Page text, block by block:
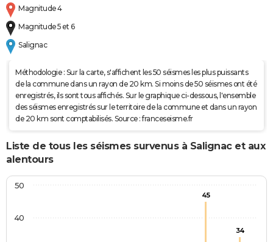
Magnitude 4
Magnitude 5 et 6
Salignac
Méthodologie : Sur la carte, s'affichent les 50 séismes les plus puissants
de la commune dans un rayon de 20 km. Si moins de 50 séismes ont été
enregistrés, ils sont tous affichés. Sur le graphique ci-dessous, l'ensemble
des séismes enregistrés sur le territoire de la commune et dans un rayon
de 20 km sont comptabilisés. Source : franceseisme.fr
Liste de tous les séismes survenus à Salignac et aux
alentours
45
34
40
50